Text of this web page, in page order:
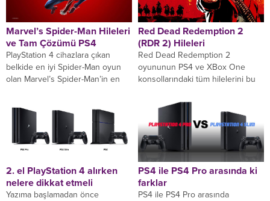
Marvel’s Spider-Man Hileleri
ve Tam Çözümü PS4
PlayStation 4 cihazlara çıkan
belkide en iyi Spider-Man oyun
olan Marvel’s Spider-Man’in en
Red Dead Redemption 2
(RDR 2) Hileleri
Red Dead Redemption 2
oyununun PS4 ve XBox One
konsollarındaki tüm hilelerini bu
aksine RDR2 oyunundaki...
2. el PlayStation 4 alırken
nelere dikkat etmeli
Yazıma başlamadan önce
PS4 ile PS4 Pro arasında ki
farklar
PS4 ile PS4 Pro arasında